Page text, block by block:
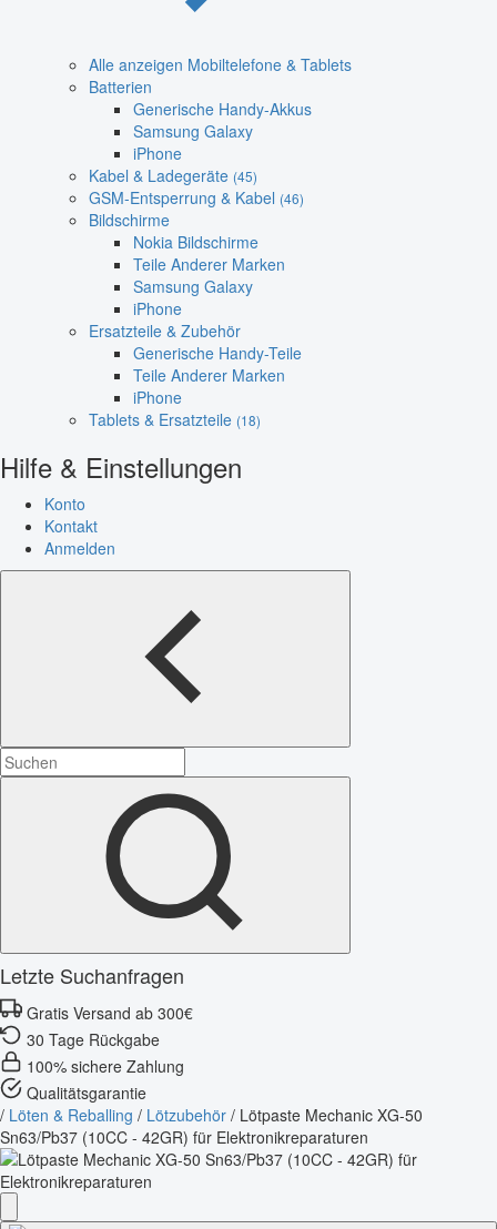
Alle anzeigen Mobiltelefone & Tablets
Batterien
Generische Handy-Akkus
Samsung Galaxy
iPhone
Kabel & Ladegeräte (45)
GSM-Entsperrung & Kabel (46)
Bildschirme
Nokia Bildschirme
Teile Anderer Marken
Samsung Galaxy
iPhone
Ersatzteile & Zubehör
Generische Handy-Teile
Teile Anderer Marken
iPhone
Tablets & Ersatzteile (18)
Hilfe & Einstellungen
Konto
Kontakt
Anmelden
Letzte Suchanfragen
Gratis Versand ab 300€
30 Tage Rückgabe
100% sichere Zahlung
Qualitätsgarantie
/ Löten & Reballing / Lötzubehör / Lötpaste Mechanic XG-50
Sn63/Pb37 (10CC - 42GR) für Elektronikreparaturen